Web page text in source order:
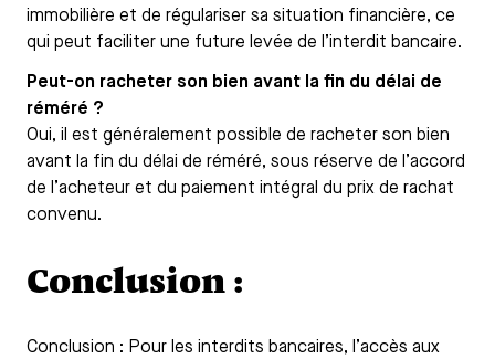
immobilière et de régulariser sa situation financière, ce
qui peut faciliter une future levée de l’interdit bancaire.
Peut-on racheter son bien avant la fin du délai de
réméré ?
Oui, il est généralement possible de racheter son bien
avant la fin du délai de réméré, sous réserve de l’accord
de l’acheteur et du paiement intégral du prix de rachat
convenu.
Conclusion :
Conclusion : Pour les interdits bancaires, l’accès aux